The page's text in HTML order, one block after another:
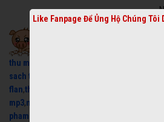
thu mua do cu
sach toi pham hoc
flan,the hinh
mp3,nhac dance remix
pham hong que
Like Fanpage Để Ủng Hộ Chúng Tôi